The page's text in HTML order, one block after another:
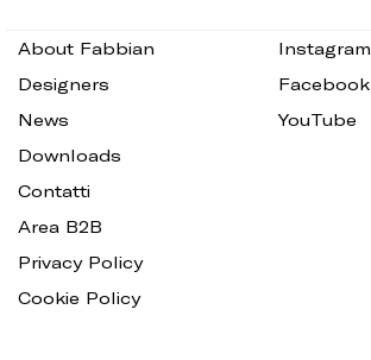
About Fabbian
Designers
News
Downloads
Contatti
Area B2B
Privacy Policy
Cookie Policy
Instagram
Facebook
YouTube